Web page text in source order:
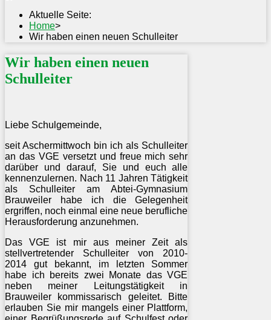
Aktuelle Seite:
Home>
Wir haben einen neuen Schulleiter
Wir haben einen neuen
Schulleiter
Liebe Schulgemeinde,
seit Aschermittwoch bin ich als Schulleiter
an das VGE versetzt und freue mich sehr
darüber und darauf, Sie und euch alle
kennenzulernen. Nach 11 Jahren Tätigkeit
als Schulleiter am Abtei-Gymnasium
Brauweiler habe ich die Gelegenheit
ergriffen, noch einmal eine neue berufliche
Herausforderung anzunehmen.
Das VGE ist mir aus meiner Zeit als
stellvertretender Schulleiter von 2010-
2014 gut bekannt, im letzten Sommer
habe ich bereits zwei Monate das VGE
neben meiner Leitungstätigkeit in
Brauweiler kommissarisch geleitet. Bitte
erlauben Sie mir mangels einer Plattform,